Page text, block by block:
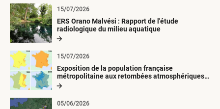
ERS Orano Malvési : Rapport de l'étude
radiologique du milieu aquatique
15/07/2026
Exposition de la population française
métropolitaine aux retombées atmosphériques
radioactives depuis 1945
15/07/2026
05/06/2026